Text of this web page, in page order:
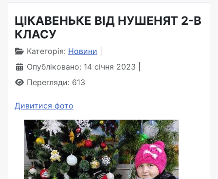
ЦІКАВЕНЬКЕ ВІД НУШЕНЯТ 2-В
КЛАСУ
Категорія: Новини
Опубліковано: 14 січня 2023
Перегляди: 613
Дивитися фото